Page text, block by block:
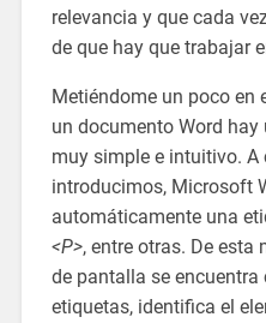
relevancia y que cada
de que hay que trabajar
Metiéndome un poco en
un documento Word
muy simple e intuitivo. A
introducimos, Microsoft
automáticamente una
<P>, entre otras. De esta
de pantalla se encuentra
etiquetas, identifica el